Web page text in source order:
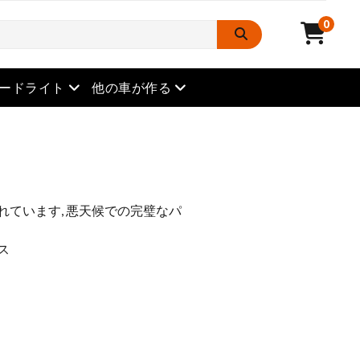
0
ドライト メニューを開きます
他の車が作る メニューを開きます
ています, 悪天候での完璧なパ